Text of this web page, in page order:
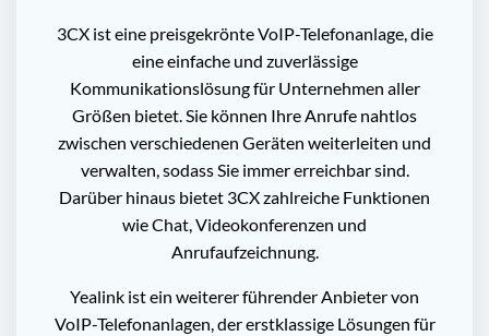
3CX ist eine preisgekrönte VoIP-Telefonanlage, die
eine einfache und zuverlässige
Kommunikationslösung für Unternehmen aller
Größen bietet. Sie können Ihre Anrufe nahtlos
zwischen verschiedenen Geräten weiterleiten und
verwalten, sodass Sie immer erreichbar sind.
Darüber hinaus bietet 3CX zahlreiche Funktionen
wie Chat, Videokonferenzen und
Anrufaufzeichnung.
Yealink ist ein weiterer führender Anbieter von
VoIP-Telefonanlagen, der erstklassige Lösungen für